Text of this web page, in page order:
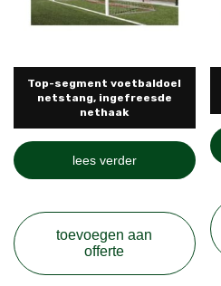
Top-segment voetbaldoel
netstang, ingefreesde
nethaak
lees verder
toevoegen aan
offerte